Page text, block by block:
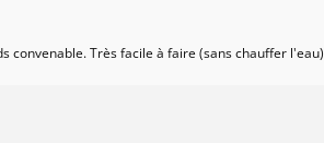
convenable. Très facile à faire (sans chauffer l'eau)